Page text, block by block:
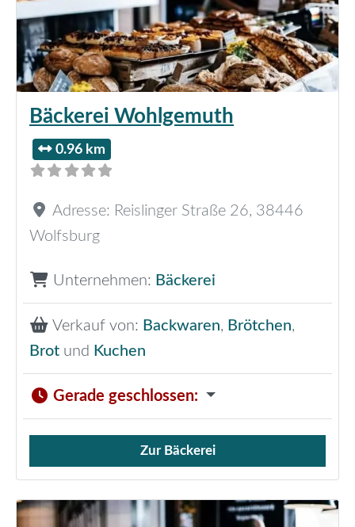
Bäckerei Wohlgemuth
0.96 km
Adresse: Reislinger Straße 26, 38446
Wolfsburg
Unternehmen: Bäckerei
Verkauf von: Backwaren, Brötchen,
Brot und Kuchen
Gerade geschlossen:
Verkauf von Brötchen,
Zur Bäckerei